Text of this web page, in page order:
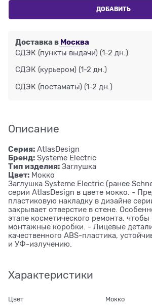
ДОБАВИТЬ
Доставка в Москва
СДЭК (пункты выдачи) (1-2 дн.)
СДЭК (курьером) (1-2 дн.)
СДЭК (постаматы) (1-2 дн.)
Описание
Серия: AtlasDesign
Бренд: Systeme Electric
Тип изделия: Заглушка
Цвет: Мокко
Заглушка Systeme Electric (ранее
серии AtlasDesign в цвете мокко. -
пластиковую накладку в дизайне
закрывает отверстие в стене.
этапе косметического ремонта,
монтажные коробки. - Лицевые
качественного ABS-пластика,
и УФ-излучению.
Характеристики
Цвет Мокко